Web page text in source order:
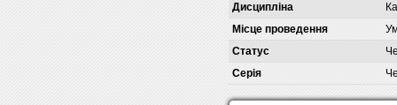
Дисципліна
Місце проведення
Статус
Серія